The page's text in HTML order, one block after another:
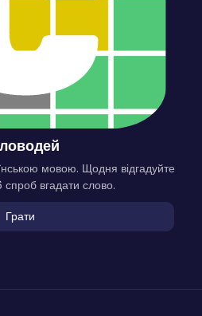
мовою. Щодня відгадуйте
вгадати слово.
Грати